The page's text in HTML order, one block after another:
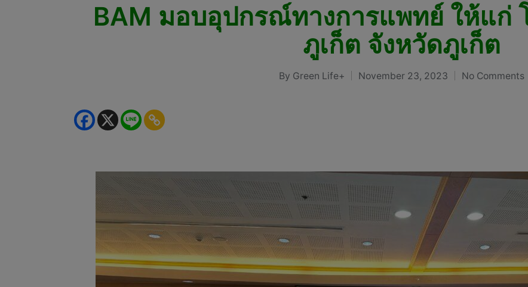
BAM มอบอุปกรณ์ทางการแพทย์ ให้แก่
ภูเก็ต จังหวัดภูเก็ต
Posted
By Green Life+ November 23, 2023 No Comments